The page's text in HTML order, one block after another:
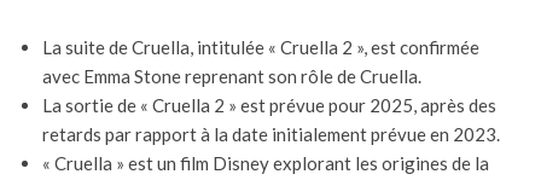
La suite de Cruella, intitulée « Cruella 2 », est confirmée
avec Emma Stone reprenant son rôle de Cruella.
La sortie de « Cruella 2 » est prévue pour 2025, après des
retards par rapport à la date initialement prévue en 2023.
« Cruella » est un film Disney explorant les origines de la